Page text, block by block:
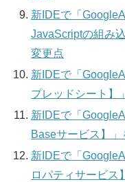
新IDEで「
JavaScriptの組み
変更点
新IDEで「
プレッドシート】
新IDEで「
Baseサービス】
新IDEで「
ロパティサービス